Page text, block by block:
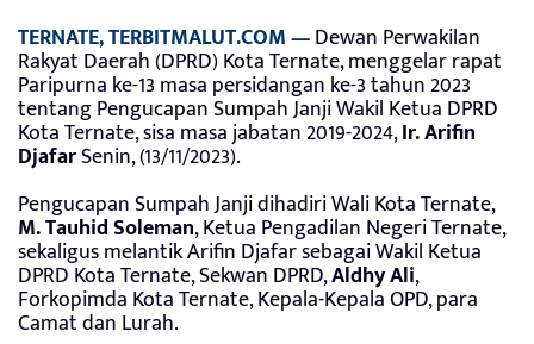
TERNATE, TERBITMALUT.COM —Dewan Perwakilan
Rakyat Daerah (DPRD) Kota Ternate, menggelar rapat
Paripurna ke-13 masa persidangan ke-3 tahun 2023
tentang Pengucapan Sumpah Janji Wakil Ketua DPRD
Kota Ternate, sisa masa jabatan 2019-2024,Ir. Arifin
DjafarSenin, (13/11/2023).
Pengucapan Sumpah Janji dihadiri Wali Kota Ternate,
M. Tauhid Soleman, Ketua Pengadilan Negeri Ternate,
sekaligus melantik Arifin Djafar sebagai Wakil Ketua
DPRD Kota Ternate, Sekwan DPRD,Aldhy Ali,
Forkopimda Kota Ternate, Kepala-Kepala OPD, para
Camat dan Lurah.